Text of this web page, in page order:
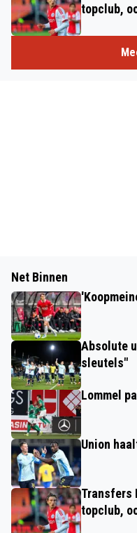
topclub,
Net Binnen
Absolute
sleutels"
Lommel
Union
Transfers
topclub,